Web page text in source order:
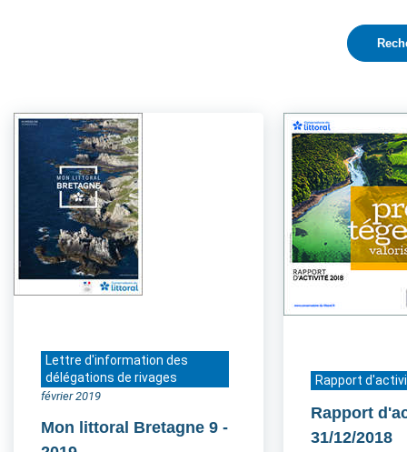
Lettre d'information des
délégations de rivages
février 2019
Mon littoral Bretagne 9 -
Rapport
Rapport
31/12/2018